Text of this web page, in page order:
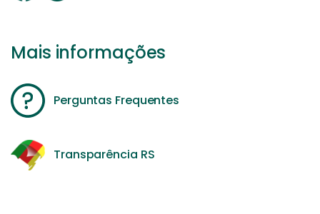
Mais informações
Perguntas Frequentes
Transparência RS